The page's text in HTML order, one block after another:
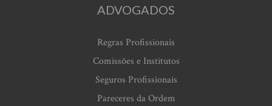
ADVOGADOS
Regras Profissionais
Comissões e Institutos
Seguros Profissionais
Pareceres da Ordem